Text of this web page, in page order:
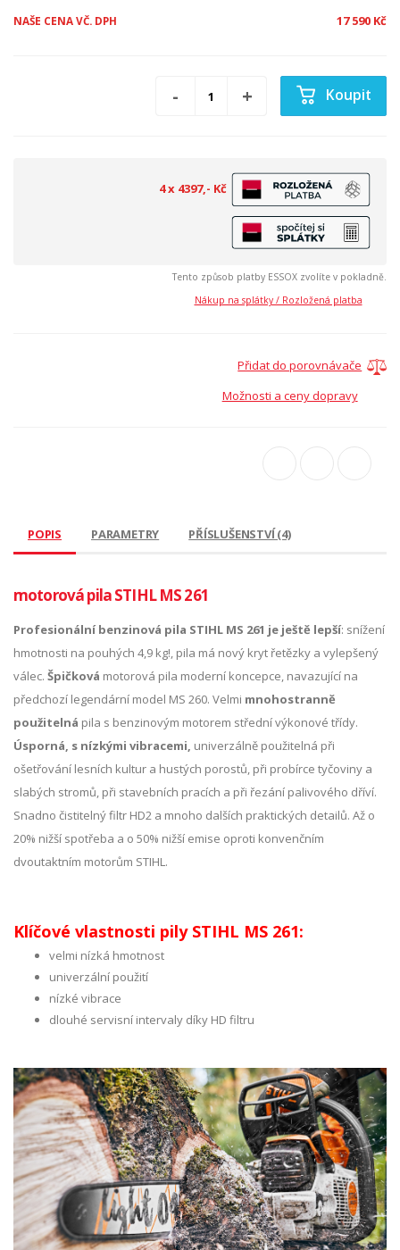
NAŠE CENA VČ. DPH 17 590 Kč
Koupit
4 x 4397,- Kč
Tento způsob platby ESSOX zvolíte v pokladně.
Nákup na splátky / Rozložená platba
Přidat do porovnávače
Možnosti a ceny dopravy
POPIS PARAMETRY PŘÍSLUŠENSTVÍ (4)
motorová pila STIHL MS 261
Profesionální benzinová pila STIHL MS 261 je ještě lepší: snížení
hmotnosti na pouhých 4,9 kg!, pila má nový kryt řetězky a vylepšený
válec. Špičková motorová pila moderní koncepce, navazující na
předchozí legendární model MS 260. Velmi mnohostranně
použitelná pila s benzinovým motorem střední výkonové třídy.
Úsporná, s nízkými vibracemi, univerzálně použitelná při
ošetřování lesních kultur a hustých porostů, při probírce tyčoviny a
slabých stromů, při stavebních pracích a při řezání palivového dříví.
Snadno čistitelný filtr HD2 a mnoho dalších praktických detailů. Až o
20% nižší spotřeba a o 50% nižší emise oproti konvenčním
dvoutaktním motorům STIHL.
Klíčové vlastnosti pily STIHL MS 261:
velmi nízká hmotnost
univerzální použití
nízké vibrace
dlouhé servisní intervaly díky HD filtru